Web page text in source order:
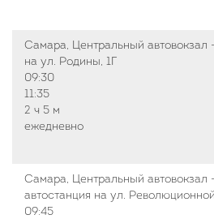
Самара, Центральный автовокзал
на ул. Родины, 1Г
09:30
11:35
2 ч 5 м
ежедневно
Самара, Центральный автовокзал
автостанция на ул. Революционной
09:45